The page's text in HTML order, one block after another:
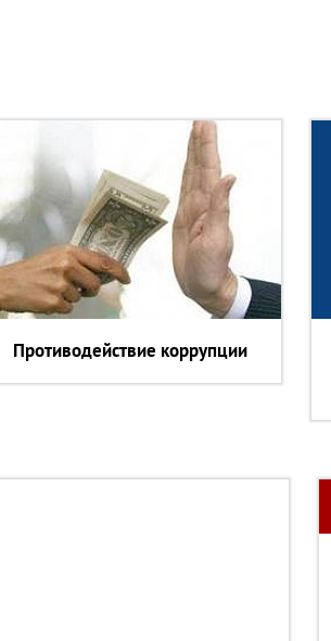
Противодействие коррупции